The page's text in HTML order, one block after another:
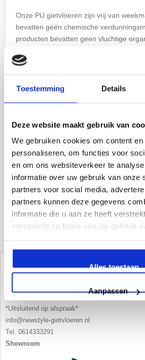
Toestemming Details
Deze website maakt gebruik van
We gebruiken cookies om content
personaliseren, om functies voor
en om ons websiteverkeer te
informatie over uw gebruik van onze
partners voor social media,
partners kunnen deze gegevens
informatie die u aan ze heeft
verzameld op basis van uw gebruik
Alles toestaan
Aanpassen
Onze PU gietvloeren zijn vrij van
bevatten géén chemische
producten bevatten geen vluchtige
uitstoot nadat de producten zijn
SHOWROOM TE HEEMSKERK!
Op zoek naar prijstechnisch
OFFERTE AANVRAGEN
Contact/ Showroom
*Uitsluitend op afspraak*
info@newstyle-gietvloeren.nl
Tel. 0614333291
Showroom